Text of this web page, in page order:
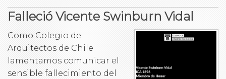
Falleció Vicente Swinburn Vidal
Como Colegio de
Arquitectos de Chile
lamentamos comunicar el
sensible fallecimiento del